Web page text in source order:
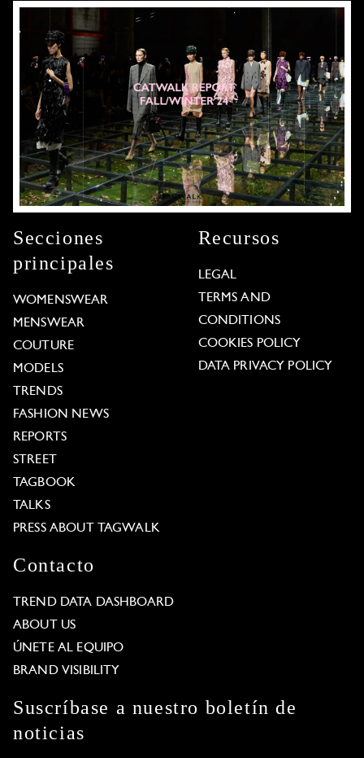
Secciones
principales
WOMENSWEAR
MENSWEAR
COUTURE
MODELS
TRENDS
FASHION NEWS
REPORTS
STREET
TAGBOOK
TALKS
PRESS ABOUT TAGWALK
Recursos
LEGAL
TERMS AND
CONDITIONS
COOKIES POLICY
DATA PRIVACY POLICY
Contacto
TREND DATA DASHBOARD
ABOUT US
ÚNETE AL EQUIPO
BRAND VISIBILITY
Suscríbase a nuestro boletín de
noticias